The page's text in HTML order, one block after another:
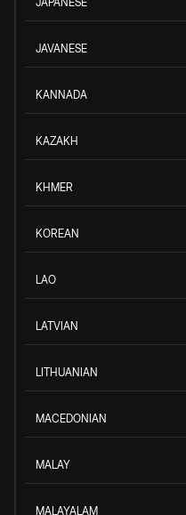
JAVANESE
KANNADA
KAZAKH
KHMER
KOREAN
LAO
LATVIAN
LITHUANIAN
MACEDONIAN
MALAY
MALAYALAM